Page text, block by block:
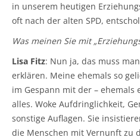
in unserem heutigen
oft nach der alten SPD,
Was meinen Sie mit
Lisa Fitz: Nun ja, das muss
erklären. Meine ehemals so
im Gespann mit der – ehemals
alles. Woke Aufdringlichkeit,
sonstige Auflagen. Sie
die Menschen mit Vernunft zu